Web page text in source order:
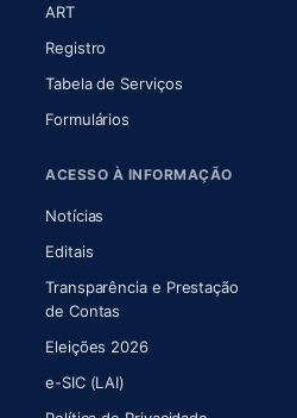
em nova aba)
ART(abre em nova aba)
Registro
Tabela de Serviços
Formulários
ACESSO À INFORMAÇÃO
Notícias
Editais
Transparência e Prestação
de Contas
Eleições 2026
e-SIC (LAI)